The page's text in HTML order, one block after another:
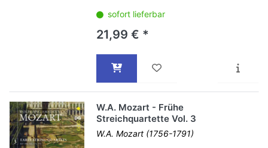
sofort lieferbar
21,99 € *
W.A. Mozart - Frühe
Streichquartette Vol. 3
W.A. Mozart (1756-1791)